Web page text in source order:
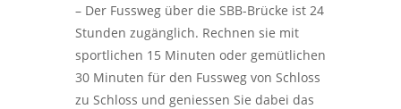
– Der Fussweg über die SBB-Brücke ist 24
Stunden zugänglich. Rechnen sie mit
sportlichen 15 Minuten oder gemütlichen
30 Minuten für den Fussweg von Schloss
zu Schloss und geniessen Sie dabei das